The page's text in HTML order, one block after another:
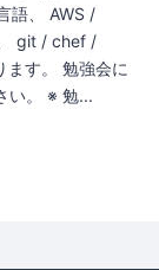
語、 AWS /
git / chef /
す。 勉強会に
い。 ※ 勉...